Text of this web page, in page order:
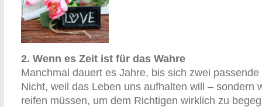
2. Wenn es Zeit ist für das Wahre
Manchmal dauert es Jahre, bis sich zwei
Nicht, weil das Leben uns aufhalten will – sondern
reifen müssen, um dem Richtigen wirklich zu